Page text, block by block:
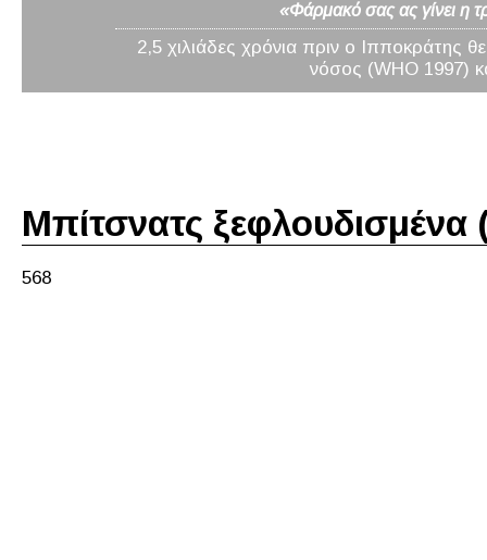
«Φάρμακό σας ας γίνει η
2,5 χιλιάδες χρόνια πριν ο Ιπποκράτης
νόσος (WHO 1997)
Μπίτσνατς ξεφλουδισμένα
568